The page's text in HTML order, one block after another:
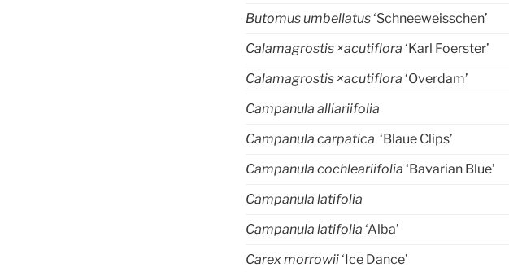
Butomus umbellatus‘Schneeweisschen’
Calamagrostis ×acutiflora ‘Karl Foerster’
Calamagrostis ×acutiflora ‘Overdam’
Campanula alliariifolia
Campanula carpatica ‘Blaue Clips’
Campanula cochleariifolia ‘Bavarian Blue’
Campanula latifolia
Campanula latifolia ‘Alba’
Carex morrowii‘Ice Dance’